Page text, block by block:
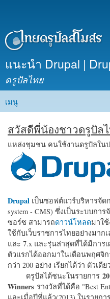
เนื้อหา
แนะนำ Drupal |
ดรูปัลไทย
Main menu
เมนู
สวัสดีพี่น้องชาวดรูปัล
แหล่งชุมชน คนใช้งานดรูปัลในป
Drupal เป็นซอฟต์แวร์บริหารจัดก
system - CMS) ซึ่งเป็นระบบกา
ซอร์ซ สามารถดาวน์โหลดมาใ
ใช้กับเว็บราชการไทยอย่างมาก
และ 7.x และรุ่นล่าสุดที่ได้มีการ
ตัวแรกได้ออกมาในเดือนพฤศจิ
กว่า 200 อย่าง เรียกได้ว่า ตัวเดี
ดรูปัลได้ชนะในรายการ
Winners รางวัลที่ได้คือ "Best